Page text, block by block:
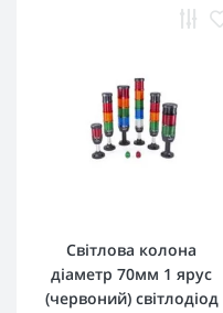
Світлова колона
діаметр 70мм 1 ярус
(червоний) світлодіод